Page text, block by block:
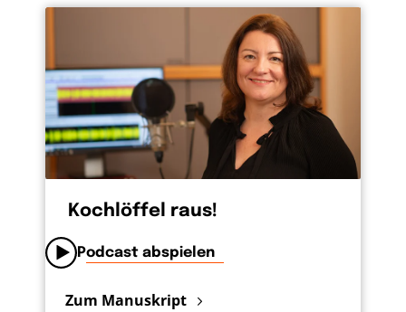
Kochlöffel raus!
Podcast abspielen
Zum Manuskript